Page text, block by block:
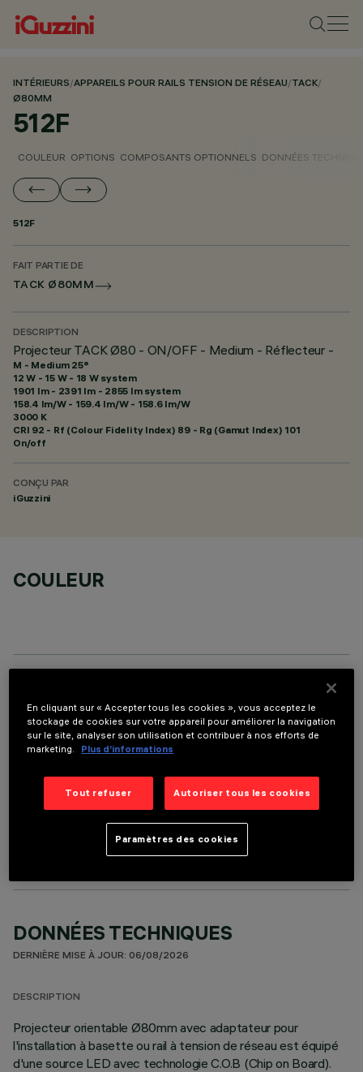
INTÉRIEURS/APPAREILS POUR RAILS TENSION DE RÉSEAU/TACK/
Ø80MM
512F
COULEUR OPTIONS COMPOSANTS OPTIONNELS DONNÉES
512F
FAIT PARTIE DE
TACK Ø80MM
DESCRIPTION
Projecteur TACK Ø80 - ON/OFF - Medium - Réflecteur -
M - Medium 25°
12 W - 15 W - 18 W system
1901 lm - 2391 lm - 2855 lm system
158.4 lm/W - 159.4 lm/W - 158.6 lm/W
3000 K
CRI 92 - Rf (Colour Fidelity Index) 89 - Rg (Gamut Index) 101
On/off
CONÇU PAR
iGuzzini
COULEUR
COMPOSANTS OPTIONNELS
DONNÉES TECHNIQUES
DERNIÈRE MISE À JOUR: 06/08/2026
DESCRIPTION
Projecteur orientable Ø80mm avec adaptateur pour
l'installation à basette ou rail à tension de réseau est équipé
d'une source LED avec technologie C.O.B (Chip on Board).
En cliquant sur « Accepter tous les cookies », vous acceptez le
stockage de cookies sur votre appareil pour améliorer la navigation
sur le site, analyser son utilisation et contribuer à nos efforts de
marketing.
Plus d’informations
Tout refuser Autoriser tous les cookies
Paramètres des cookies